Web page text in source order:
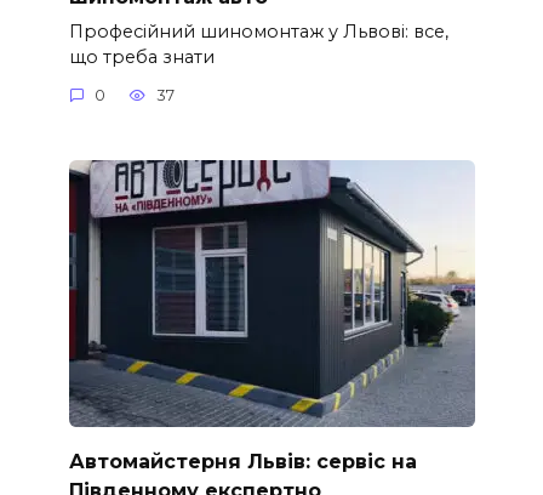
Професійний шиномонтаж у Львові: все,
що треба знати
0 37
Автомайстерня Львів: сервіс на
Південному експертно